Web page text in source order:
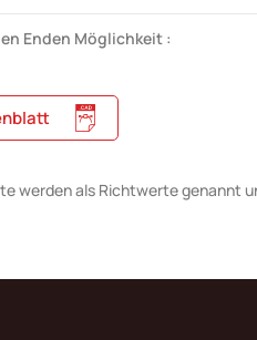
Enden Möglichkeit :
werden als Richtwerte genannt